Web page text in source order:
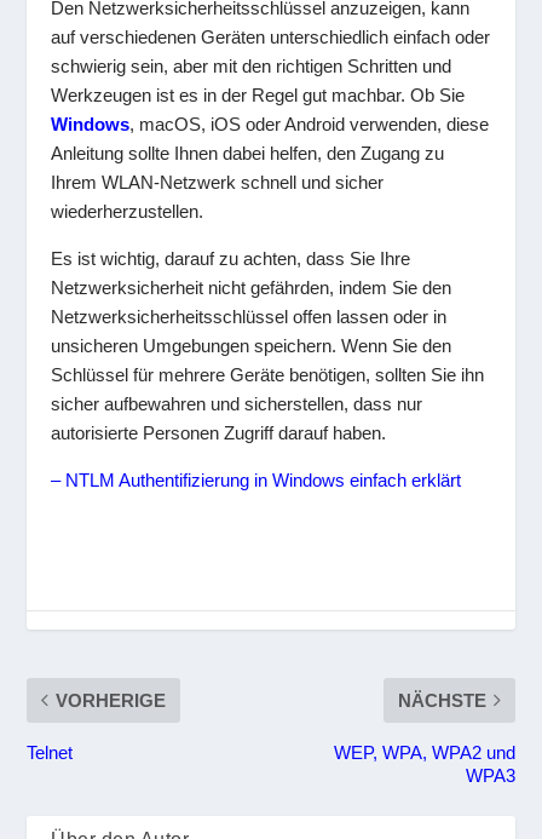
Den Netzwerksicherheitsschlüssel anzuzeigen, kann
auf verschiedenen Geräten unterschiedlich einfach oder
schwierig sein, aber mit den richtigen Schritten und
Werkzeugen ist es in der Regel gut machbar. Ob Sie
Windows, macOS, iOS oder Android verwenden, diese
Anleitung sollte Ihnen dabei helfen, den Zugang zu
Ihrem WLAN-Netzwerk schnell und sicher
wiederherzustellen.
Es ist wichtig, darauf zu achten, dass Sie Ihre
Netzwerksicherheit nicht gefährden, indem Sie den
Netzwerksicherheitsschlüssel offen lassen oder in
unsicheren Umgebungen speichern. Wenn Sie den
Schlüssel für mehrere Geräte benötigen, sollten Sie ihn
sicher aufbewahren und sicherstellen, dass nur
autorisierte Personen Zugriff darauf haben.
– NTLM Authentifizierung in Windows einfach erklärt
VORHERIGE
Telnet
NÄCHSTE
WEP, WPA, WPA2 und
WPA3